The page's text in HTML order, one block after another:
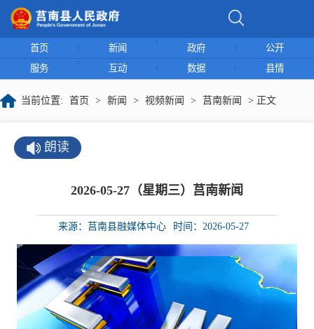
首页 新闻 政府
公开
服务
互动 数据 县情
当前位置: 首页 > 新闻 > 视频新闻 > 莒南新闻 > 正文
朗读
2026-05-27（星期三）莒南新闻
来源：莒南县融媒体中心 时间：2026-05-27